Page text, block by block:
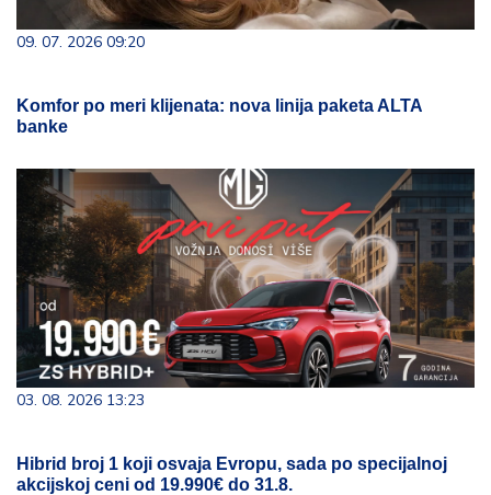
09. 07. 2026 09:20
Komfor po meri klijenata: nova linija paketa ALTA
banke
03. 08. 2026 13:23
Hibrid broj 1 koji osvaja Evropu, sada po specijalnoj
akcijskoj ceni od 19.990€ do 31.8.